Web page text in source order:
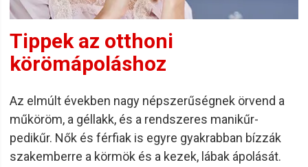
Tippek az otthoni
körömápoláshoz
Az elmúlt években nagy népszerűségnek örvend a
műköröm, a géllakk, és a rendszeres manikűr-
pedikűr. Nők és férfiak is egyre gyakrabban bízzák
szakemberre a körmök és a kezek, lábak ápolását.